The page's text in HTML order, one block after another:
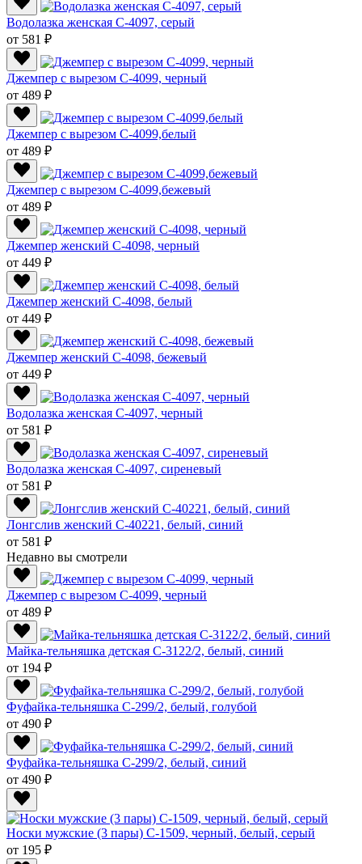
Водолазка женская C-4097, серый
от 581 ₽
Джемпер с вырезом C-4099, черный
от 489 ₽
Джемпер с вырезом C-4099,белый
от 489 ₽
Джемпер с вырезом C-4099,бежевый
от 489 ₽
Джемпер женский C-4098, черный
от 449 ₽
Джемпер женский C-4098, белый
от 449 ₽
Джемпер женский C-4098, бежевый
от 449 ₽
Водолазка женская C-4097, черный
от 581 ₽
Водолазка женская C-4097, сиреневый
от 581 ₽
Лонгслив женский С-40221, белый, синий
от 581 ₽
Недавно вы смотрели
Джемпер с вырезом C-4099, черный
от 489 ₽
Майка-тельняшка детская С-3122/2, белый, синий
от 194 ₽
Фуфайка-тельняшка С-299/2, белый, голубой
от 490 ₽
Фуфайка-тельняшка С-299/2, белый, синий
от 490 ₽
Носки мужские (3 пары) С-1509, черный, белый, серый
от 195 ₽